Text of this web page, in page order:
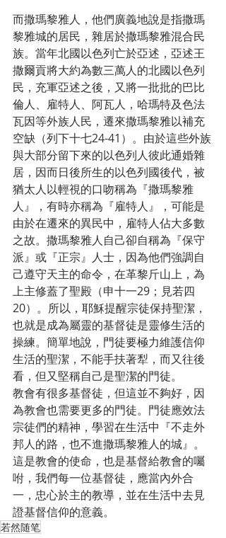
而撒瑪黎雅人，他們廣義地說是指撒瑪
黎雅城的居民，雜居於撒瑪黎雅混合民
族。當年北國以色列亡於亞述，亞述王
撒爾貢將大約為數三萬人的北國以色列
民，充軍亞述之後，又將一批批的巴比
倫人、雇特人、阿瓦人，哈瑪特及色法
瓦因等外族人民，遷來撒瑪黎雅以補充
空缺（列下十七24-41）。由於這些外族
與大部分留下來的以色列人彼此通婚雜
居，因而日後所生的以色列國後代，被
猶太人以輕視的口吻稱為『撒瑪黎雅
人』，有時亦稱為『雇特人』，可能是
由於在遷來的異民中，雇特人佔大多數
之故。撒瑪黎雅人自己卻自稱為『保守
派』或『正宗』人士，因為他們強調自
己遵守天主的命令，在革黎斤山上，為
上主修蓋了聖殿（申十一29；見若四
20）。所以，耶穌提醒宗徒保持聖潔，
也就是成為屬靈的基督徒是靈修生活的
操練。簡單地說，門徒要極力維護信仰
生活的聖潔，不能手扶著犁，而又往後
看，但又堅稱自己是聖潔的門徒。
教會有很多基督徒，但這並不夠好，因
為教會也需要更多的門徒。門徒應效法
宗徒們的精神，學習在生活中『不走外
邦人的路，也不進撒瑪黎雅人的城』。
這是教會的使命，也是基督給教會的囑
咐，我們每一位基督徒，應當內外合
一，忠心於主的教導，並在生活中去見
證基督信仰的意義。
若然随笔